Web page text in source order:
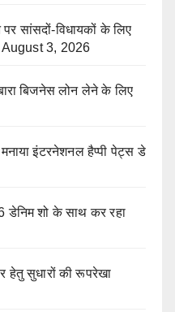
सांसदों-विधायकों के लिए
August 3, 2026
बिजनेस लोन लेने के लिए
इंटरनेशनल हैप्पी पेट्स डे
डेनिम शो के साथ कर रहा
हेतु सुधारों की रूपरेखा